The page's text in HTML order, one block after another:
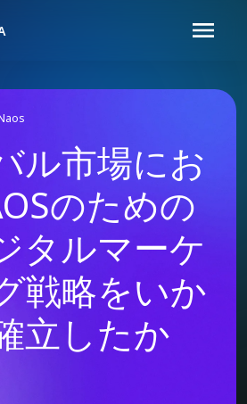
ル市場にお
のための
タルマーケ
戦略をいか
立したか